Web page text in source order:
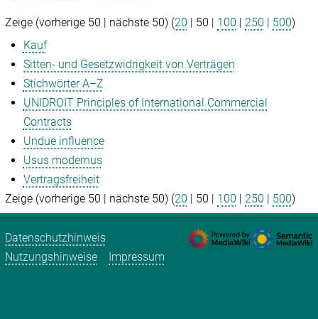
Zeige (vorherige 50 nächste 50) (20 50 100 250 500)
Kauf
Sitten- und Gesetzwidrigkeit von Verträgen
Stichwörter A–Z
UNIDROIT Principles of International Commercial
Contracts
Undue influence
Usus modernus
Vertragsfreiheit
Zeige (vorherige 50 nächste 50) (20 50 100 250 500)
Datenschutzhinweis
Nutzungshinweise
Impressum